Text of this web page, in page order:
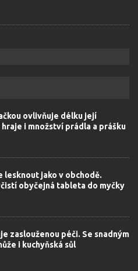
ovlivňuje délku její
i množství prádla a prášku
lesknout jako v obchodě.
obyčejná tableta do myčky
zaslouženou péči. Se snadným
i kuchyňská sůl